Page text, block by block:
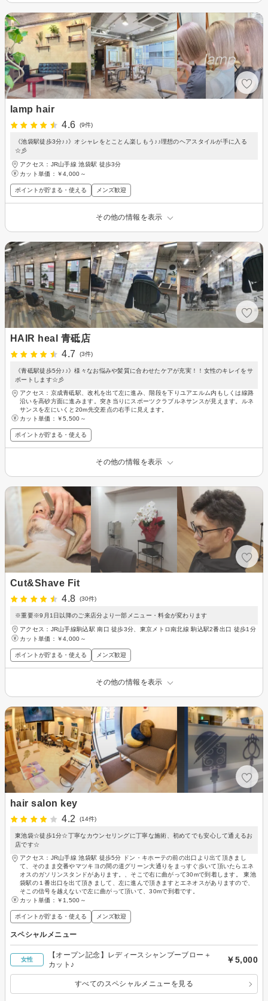
lamp hair
4.6
(9件)
《池袋駅徒歩3分♪♪》オシャレをとことん楽しもう♪♪理想のヘアスタイルが手に入る
☆彡
アクセス：JR山手線 池袋駅 徒歩3分
カット単価： ￥4,000～
ポイントが貯まる・使える メンズ歓迎
その他の情報を表示
HAIR heal 青砥店
4.7
(3件)
《青砥駅徒歩5分♪♪》様々なお悩みや髪質に合わせたケアが充実！！女性のキレイをサ
ポートします☆彡
アクセス：京成青砥駅、改札を出て左に進み、階段を下りユアエルム内もしくは線路
沿いを高砂方面に進みます。突き当りにスポーツクラブルネサンスが見えます。ルネ
サンスを左にいくと20m先交差点の右手に見えます。
カット単価： ￥5,500～
ポイントが貯まる・使える
その他の情報を表示
Cut&Shave Fit
4.8
(30件)
※重要※9月1日以降のご来店分より一部メニュー・料金が変わります
アクセス：JR山手線駒込駅 南口 徒歩3分、東京メトロ南北線 駒込駅2番出口 徒歩1分
カット単価： ￥4,000～
ポイントが貯まる・使える メンズ歓迎
その他の情報を表示
hair salon key
4.2
(14件)
東池袋☆徒歩1分☆丁寧なカウンセリングに丁寧な施術、初めてでも安心して通えるお
店です☆
アクセス：JR山手線 池袋駅 徒歩5分 ドン・キホーテの前の出口より出て頂きまし
て、そのまま交番やマツキヨの間の道グリーン大通りをまっすぐ歩いて頂いたらエネ
オスのガソリンスタンドがあります。、そこで右に曲がって30mで到着します。 東池
袋駅の１番出口を出て頂きまして、左に進んで頂きますとエネオスがありますので、
そこの信号を越えないで左に曲がって頂いて、30mで到着です。
カット単価： ￥1,500～
ポイントが貯まる・使える メンズ歓迎
スペシャルメニュー
女性
【オープン記念】レディースシャンプーブロー＋
カット♪
￥5,000
すべてのスペシャルメニューを見る